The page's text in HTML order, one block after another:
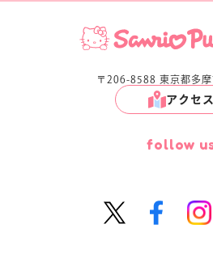
〒206-8588 東京都多摩
アクセス
follow